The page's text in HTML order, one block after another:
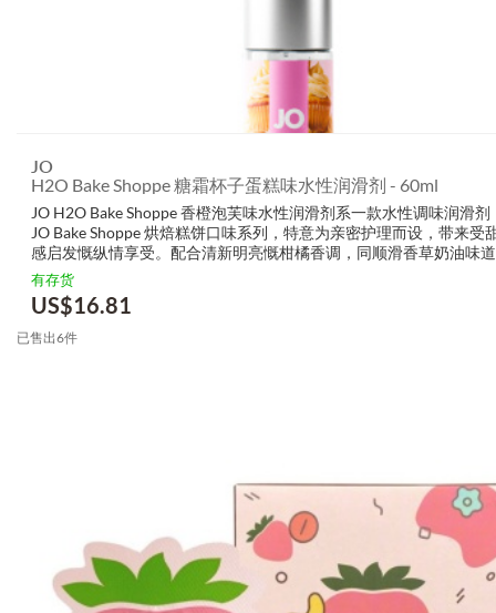
JO
H2O Bake Shoppe 糖霜杯子蛋糕味水性润滑剂 - 60ml
JO H2O Bake Shoppe 香橙泡芙味水性润滑剂系一款水性调味润滑剂
JO Bake Shoppe 烘焙糕饼口味系列，特意为亲密护理而设，带来受
感启发慨纵情享受。配合清新明亮慨柑橘香调，同顺滑香草奶油味
呢款轻盈配方提供丝滑润滑感、自然舒适慨触感，并且易于用清水
洁。...
有存货
US$16.81
已售出6件